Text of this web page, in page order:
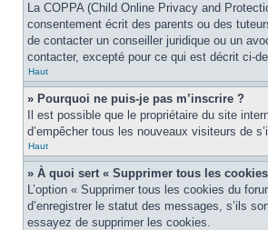
La COPPA (Child Online Privacy and
consentement écrit des parents ou des
de contacter un conseiller juridique ou un
contacter, excepté pour ce qui est décrit ci-
Haut
» Pourquoi ne puis-je pas m’inscrire ?
Il est possible que le propriétaire du site
d’empêcher tous les nouveaux visiteurs de
Haut
» À quoi sert « Supprimer tous les
L’option « Supprimer tous les cookies du
d’enregistrer le statut des messages, s’ils
essayez de supprimer les cookies.